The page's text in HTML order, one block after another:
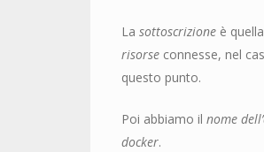
La sottoscrizione è
risorse connesse, nel
questo punto.
Poi abbiamo il nome
docker.